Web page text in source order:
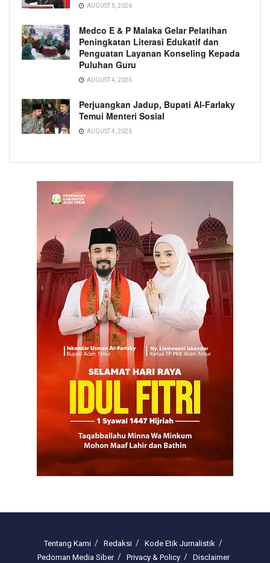
AUGUST 5, 2026
Medco E & P Malaka Gelar Pelatihan
Peningkatan Literasi Edukatif dan
Penguatan Layanan Konseling Kepada
Puluhan Guru
AUGUST 4, 2026
Perjuangkan Jadup, Bupati Al-Farlaky
Temui Menteri Sosial
AUGUST 4, 2026
Tentang Kami Redaksi
Kode Etik Jurnalistik
Pedoman Media Siber
Privacy & Policy Disclaimer